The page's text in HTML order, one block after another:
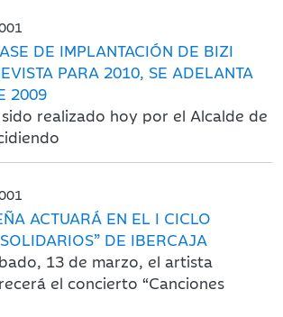
DE IMPLANTACIÓN DE BIZI
PARA 2010, SE ADELANTA
2009
realizado hoy por el Alcalde de
ACTUARÁ EN EL I CICLO
DE IBERCAJA
13 de marzo, el artista
el concierto “Canciones